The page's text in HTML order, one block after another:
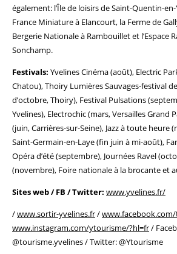
également: l’Île de loisirs de Saint-Quentin-
France Miniature à Elancourt, la Ferme de
Bergerie Nationale à Rambouillet et l’Espace
Sonchamp.
Festivals: Yvelines Cinéma (août), Electric
Chatou), Thoiry Lumières Sauvages-festival
d’octobre, Thoiry), Festival Pulsations
Yvelines), Electrochic (mars, Versailles Grand
(juin, Carrières-sur-Seine), Jazz à toute heure
Saint-Germain-en-Laye (fin juin à mi-août),
Opéra d’été (septembre), Journées Ravel
(novembre), Foire nationale à la brocante et
Sites web / FB / Twitter: www.yvelines.fr/
/www.sortir-yvelines.fr/
www.instagram.com/ytourisme/?hl=fr/
@tourisme.yvelines / Twitter: @Ytourisme